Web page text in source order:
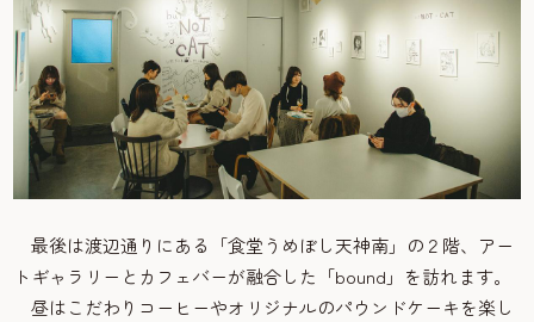
最後は渡辺通りにある「食堂うめぼし天神南」の２階、アー
トギャラリーとカフェバーが融合した「bound」を訪れます。
昼はこだわりコーヒーやオリジナルのパウンドケーキを楽し